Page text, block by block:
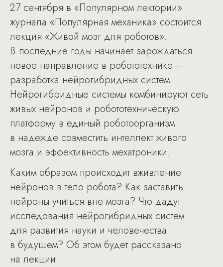
27 сентября в «Популярном лектории»
журнала «Популярная механика» состоится
лекция «Живой мозг для роботов».
В последние годы начинает зарождаться
новое направление в робототехнике –
разработка нейрогибридных систем.
Нейрогибридные системы комбинируют сеть
живых нейронов и робототехническую
платформу в единый роботоорганизм
в надежде совместить интеллект живого
мозга и эффективность мехатроники.
Каким образом происходит вживление
нейронов в тело робота? Как заставить
нейроны учиться вне мозга? Что дадут
исследования нейрогибридных систем
для развития науки и человечества
в будущем? Об этом будет рассказано
на лекции.